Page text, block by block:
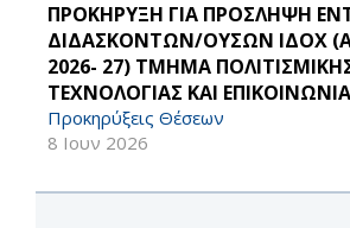
ΠΡΟΚΗΡΥΞΗ ΓΙΑ ΠΡΟΣΛΗΨΗ
ΔΙΔΑΣΚΟΝΤΩΝ/ΟΥΣΩΝ ΙΔΟΧ
2026- 27) ΤΜΗΜΑ
ΤΕΧΝΟΛΟΓΙΑΣ ΚΑΙ
Προκηρύξεις Θέσεων
8 Ιουν 2026